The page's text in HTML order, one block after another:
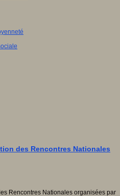
des Rencontres Nationales